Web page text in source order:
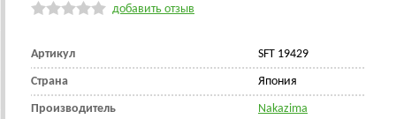
добавить отзыв
Артикул SFT 19429
Страна Япония
Производитель Nakazima